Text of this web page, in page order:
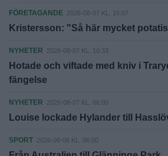
FÖRETAGANDE 2026-08-07 KL. 15:07
Kristersson: "Så här mycket
NYHETER 2026-08-07 KL. 10:33
Hotade och viftade med kniv i
fängelse
NYHETER 2026-08-07 KL. 06:00
Louise lockade Hylander till
SPORT 2026-08-06 KL. 06:00